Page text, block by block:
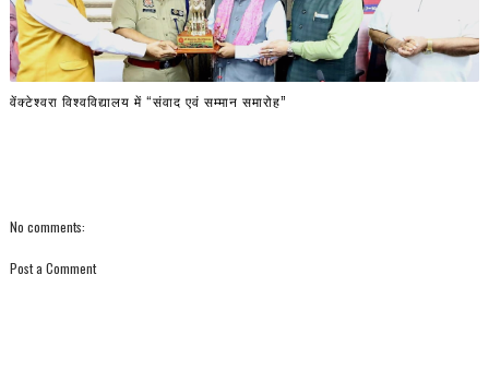
वेंक्टेश्वरा विश्वविद्यालय में “संवाद एवं सम्मान समारोह”
No comments:
Post a Comment